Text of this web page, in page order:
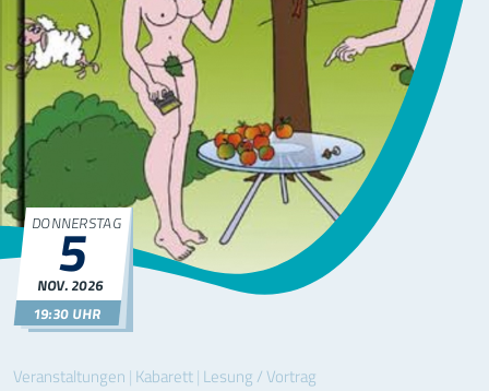
Veranstaltungen | Kabarett| Lesung / Vortrag
DONNERSTAG
5
NOV.2026
19:30 UHR